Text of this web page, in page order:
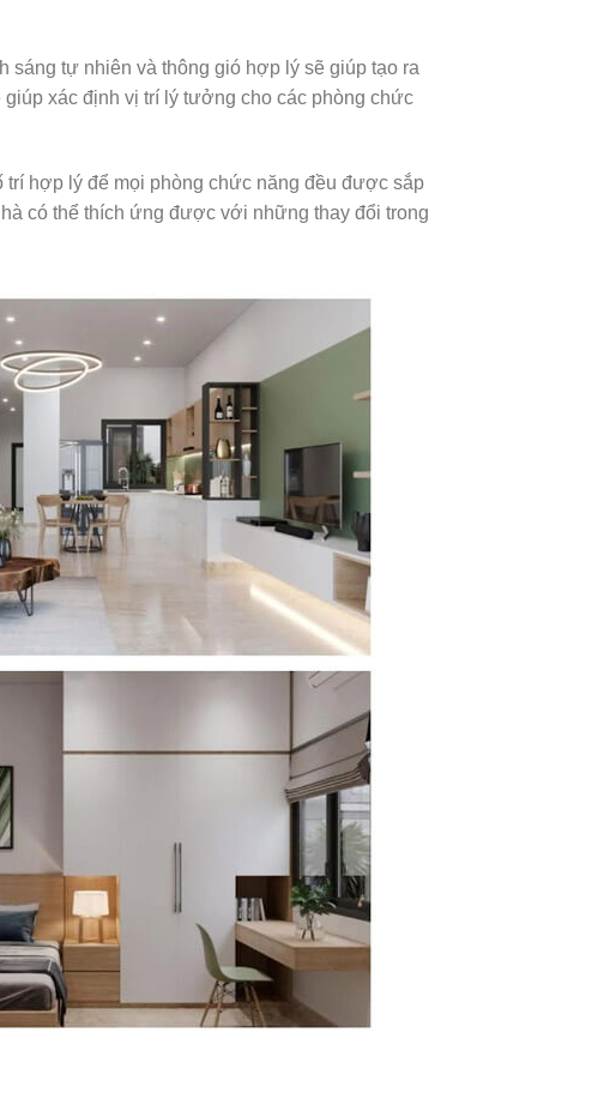
sáng tự nhiên và thông gió hợp lý sẽ giúp tạo ra
xác định vị trí lý tưởng cho các phòng chức
trí hợp lý để mọi phòng chức năng đều được sắp
có thể thích ứng được với những thay đổi trong